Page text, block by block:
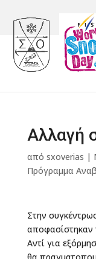
Αλλαγή
από sxoverias |
Πρόγραμμα
Στην
αποφασίστηκαν
Αντί για